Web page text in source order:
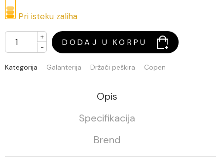
Pri isteku zaliha
+
-
DODAJ U KORPU
Kategorija Galanterija Držači peškira Copen
Opis
Specifikacija
Brend